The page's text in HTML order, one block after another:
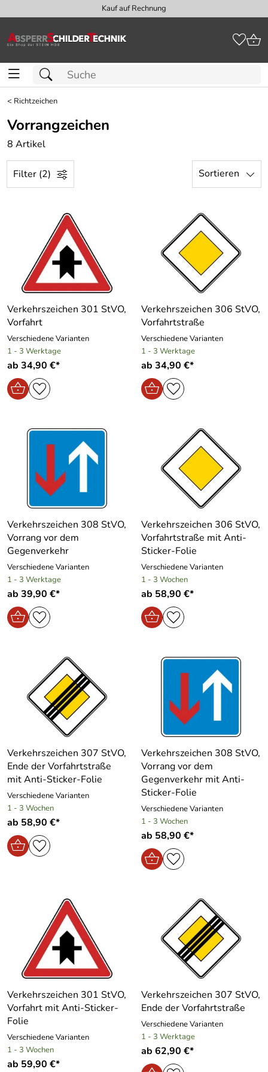
Kauf auf Rechnung
< Richtzeichen
Vorrangzeichen
8 Artikel
Filter (2) Sortieren
Verkehrszeichen 301 StVO,
Vorfahrt
Verschiedene Varianten
1 - 3 Werktage
ab 34,90 €*
Verkehrszeichen 306 StVO,
Vorfahrtstraße
Verschiedene Varianten
1 - 3 Werktage
ab 34,90 €*
Verkehrszeichen 308 StVO,
Vorrang vor dem
Gegenverkehr
Verschiedene Varianten
1 - 3 Werktage
ab 39,90 €*
Verkehrszeichen 306 StVO,
Vorfahrtstraße mit Anti-
Sticker-Folie
Verschiedene Varianten
1 - 3 Wochen
ab 58,90 €*
Verkehrszeichen 307 StVO,
Ende der Vorfahrtstraße
mit Anti-Sticker-Folie
Verschiedene Varianten
1 - 3 Wochen
ab 58,90 €*
Verkehrszeichen 308 StVO,
Vorrang vor dem
Gegenverkehr mit Anti-
Sticker-Folie
Verschiedene Varianten
1 - 3 Wochen
ab 58,90 €*
Verkehrszeichen 301 StVO,
Vorfahrt mit Anti-Sticker-
Folie
Verschiedene Varianten
1 - 3 Wochen
ab 59,90 €*
Verkehrszeichen 307 StVO,
Ende der Vorfahrtstraße
Verschiedene Varianten
1 - 3 Werktage
ab 62,90 €*